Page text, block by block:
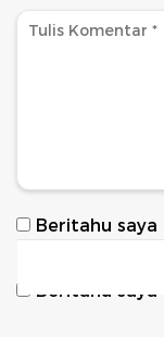
Beritahu
Beritahu saya